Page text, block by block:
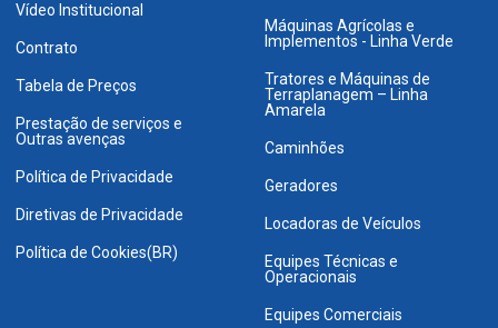
Vídeo Institucional
Contrato
Tabela de Preços
Prestação de serviços e
Outras avenças
Política de Privacidade
Diretivas de Privacidade
Política de Cookies(BR)
Máquinas Agrícolas e
Implementos - Linha Verde
Tratores e Máquinas de
Terraplanagem – Linha
Amarela
Caminhões
Geradores
Locadoras de Veículos
Equipes Técnicas e
Operacionais
Equipes Comerciais